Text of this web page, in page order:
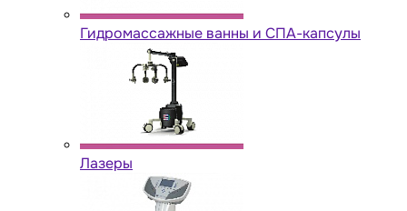
Гидромассажные ванны и СПА-капсулы
Лазеры